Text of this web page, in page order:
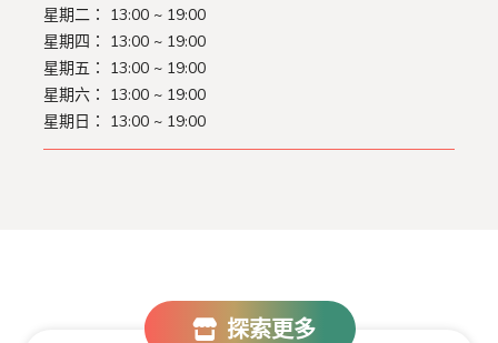
星期二： 13:00 ~ 19:00
星期四： 13:00 ~ 19:00
星期五： 13:00 ~ 19:00
星期六： 13:00 ~ 19:00
星期日： 13:00 ~ 19:00
探索更多